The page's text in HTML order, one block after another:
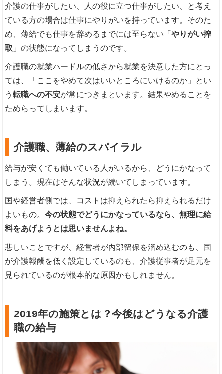
介護の仕事がしたい、人の役に立つ仕事がしたい、と考え
ている方の場合は仕事にやりがいを持っています。そのた
め、薄給でも仕事を辞めるまでには至らない「やりがい搾
取 」の状態になってしまうのです。
介護職の就業ハードルの低さから就業を決意した方にとっ
ては、「ここをやめて次はいいところにいけるのか」とい
う転職への不安が常につきまといます。結果やめることを
ためらってしまいます。
介護職、薄給のスパイラル
給与が安くても働いている人がいるから、どうにかなって
しまう。現在はそんな状況が続いてしまっています。
国や経営者側では、コストは抑えられたら抑えられるだけ
よいもの。今の状態でどうにかなっているなら、無理に給
料をあげようとは思いませんよね。
悲しいことですが、経営者が内部留保を溜め込むのも、国
が介護報酬を低く設定しているのも、介護従事者が足元を
見られているのが根本的な原因かもしれません。
2019年の施策とは？今後はどうなる介護
職の給与